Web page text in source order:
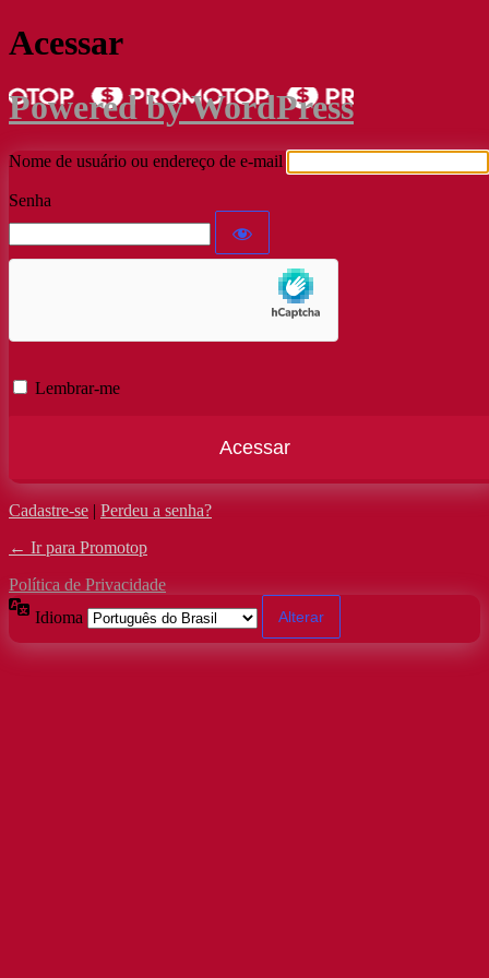
Acessar
Powered by WordPress
Nome de usuário ou endereço de e-mail
Senha
Lembrar-me
Cadastre-se | Perdeu a senha?
← Ir para Promotop
Política de Privacidade
Idioma